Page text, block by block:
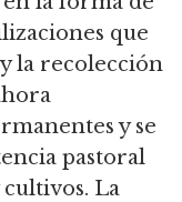
que
la recolección
y se
pastoral
cultivos. La